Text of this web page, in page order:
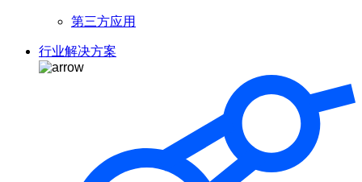
第三方应用
行业解决方案